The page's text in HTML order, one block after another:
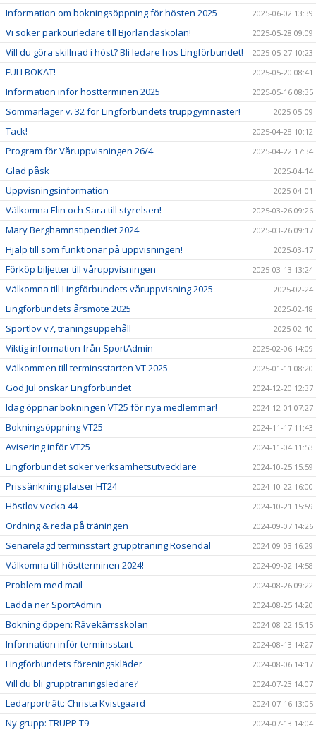
Information om bokningsöppning för hösten 2025 2025-06-02 13:39
Vi söker parkourledare till Björlandaskolan! 2025-05-28 09:09
Vill du göra skillnad i höst? Bli ledare hos Lingförbundet! 2025-05-27 10:23
FULLBOKAT! 2025-05-20 08:41
Information inför höstterminen 2025 2025-05-16 08:35
Sommarläger v. 32 för Lingförbundets truppgymnaster! 2025-05-09
Tack! 2025-04-28 10:12
Program för Våruppvisningen 26/4 2025-04-22 17:34
Glad påsk 2025-04-14
Uppvisningsinformation 2025-04-01
Välkomna Elin och Sara till styrelsen! 2025-03-26 09:26
Mary Berghamnstipendiet 2024 2025-03-26 09:17
Hjälp till som funktionär på uppvisningen! 2025-03-17
Förköp biljetter till våruppvisningen 2025-03-13 13:24
Välkomna till Lingförbundets våruppvisning 2025 2025-02-24
Lingförbundets årsmöte 2025 2025-02-18
Sportlov v7, träningsuppehåll 2025-02-10
Viktig information från SportAdmin 2025-02-06 14:09
Välkommen till terminsstarten VT 2025 2025-01-11 08:20
God Jul önskar Lingförbundet 2024-12-20 12:37
Idag öppnar bokningen VT25 för nya medlemmar! 2024-12-01 07:27
Bokningsöppning VT25 2024-11-17 11:43
Avisering inför VT25 2024-11-04 11:53
Lingförbundet söker verksamhetsutvecklare 2024-10-25 15:59
Prissänkning platser HT24 2024-10-22 16:00
Höstlov vecka 44 2024-10-21 15:59
Ordning & reda på träningen 2024-09-07 14:26
Senarelagd terminsstart gruppträning Rosendal 2024-09-03 16:29
Välkomna till höstterminen 2024! 2024-09-02 14:58
Problem med mail 2024-08-26 09:22
Ladda ner SportAdmin 2024-08-25 14:20
Bokning öppen: Rävekärrsskolan 2024-08-22 15:15
Information inför terminsstart 2024-08-13 14:27
Lingförbundets föreningskläder 2024-08-06 14:17
Vill du bli gruppträningsledare? 2024-07-23 14:07
Ledarporträtt: Christa Kvistgaard 2024-07-16 13:05
Ny grupp: TRUPP T9 2024-07-13 14:04